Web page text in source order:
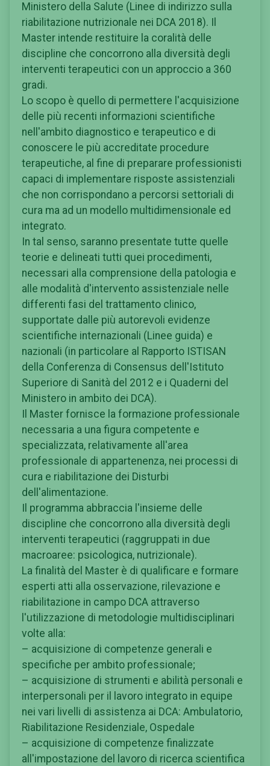
Ministero della Salute (Linee di indirizzo sulla
riabilitazione nutrizionale nei DCA 2018). Il
Master intende restituire la coralità delle
discipline che concorrono alla diversità degli
interventi terapeutici con un approccio a 360
gradi.
Lo scopo è quello di permettere l'acquisizione
delle più recenti informazioni scientifiche
nell'ambito diagnostico e terapeutico e di
conoscere le più accreditate procedure
terapeutiche, al fine di preparare professionisti
capaci di implementare risposte assistenziali
che non corrispondano a percorsi settoriali di
cura ma ad un modello multidimensionale ed
integrato.
In tal senso, saranno presentate tutte quelle
teorie e delineati tutti quei procedimenti,
necessari alla comprensione della patologia e
alle modalità d'intervento assistenziale nelle
differenti fasi del trattamento clinico,
supportate dalle più autorevoli evidenze
scientifiche internazionali (Linee guida) e
nazionali (in particolare al Rapporto ISTISAN
della Conferenza di Consensus dell'Istituto
Superiore di Sanità del 2012 e i Quaderni del
Ministero in ambito dei DCA).
Il Master fornisce la formazione professionale
necessaria a una figura competente e
specializzata, relativamente all'area
professionale di appartenenza, nei processi di
cura e riabilitazione dei Disturbi
dell'alimentazione.
Il programma abbraccia l'insieme delle
discipline che concorrono alla diversità degli
interventi terapeutici (raggruppati in due
macroaree: psicologica, nutrizionale).
La finalità del Master è di qualificare e formare
esperti atti alla osservazione, rilevazione e
riabilitazione in campo DCA attraverso
l'utilizzazione di metodologie multidisciplinari
volte alla:
– acquisizione di competenze generali e
specifiche per ambito professionale;
– acquisizione di strumenti e abilità personali e
interpersonali per il lavoro integrato in equipe
nei vari livelli di assistenza ai DCA: Ambulatorio,
Riabilitazione Residenziale, Ospedale
– acquisizione di competenze finalizzate
all'impostazione del lavoro di ricerca scientifica